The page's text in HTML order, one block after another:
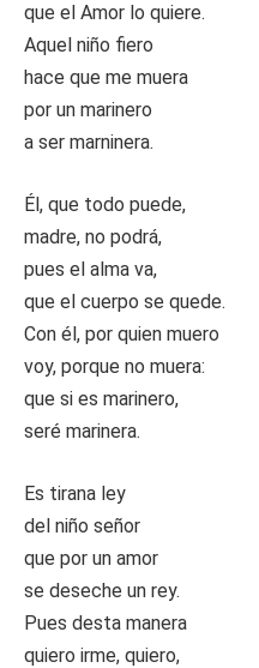
que el Amor lo quiere.
Aquel niño fiero
hace que me muera
por un marinero
a ser marninera.
Él, que todo puede,
madre, no podrá,
pues el alma va,
que el cuerpo se quede.
Con él, por quien muero
voy, porque no muera:
que si es marinero,
seré marinera.
Es tirana ley
del niño señor
que por un amor
se deseche un rey.
Pues desta manera
quiero irme, quiero,